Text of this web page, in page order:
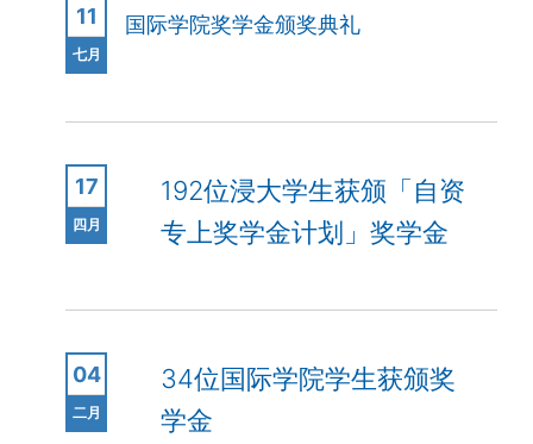
11
七月
国际学院奖学金颁奖典礼
17
四月
192位浸大学生获颁「自资
专上奖学金计划」奖学金
04
二月
34位国际学院学生获颁奖
学金